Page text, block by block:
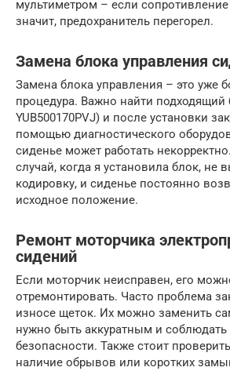
мультиметром – если
значит, предохранитель перегорел.
Замена блока управления
Замена блока управления – это уже
процедура. Важно найти подходящий
YUB500170PVJ) и после установки
помощью диагностического
сиденье может работать
случай, когда я установила блок, не
кодировку, и сиденье постоянно
исходное положение.
Ремонт моторчика
сидений
Если моторчик неисправен, его
отремонтировать. Часто проблема
износе щеток. Их можно заменить
нужно быть аккуратным и соблюдать
безопасности. Также стоит
наличие обрывов или коротких